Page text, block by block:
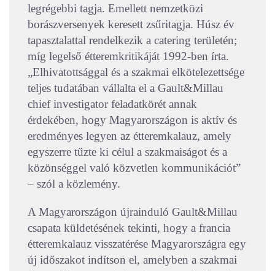
legrégebbi tagja. Emellett nemzetközi
borászversenyek keresett zsűritagja. Húsz év
tapasztalattal rendelkezik a catering területén;
míg legelső étteremkritikáját 1992-ben írta.
„Elhivatottsággal és a szakmai elkötelezettsége
teljes tudatában vállalta el a Gault&Millau
chief investigator feladatkörét annak
érdekében, hogy Magyarországon is aktív és
eredményes legyen az étteremkalauz, amely
egyszerre tűzte ki célul a szakmaiságot és a
közönséggel való közvetlen kommunikációt”
– szól a közlemény.
A Magyarországon újrainduló Gault&Millau
csapata küldetésének tekinti, hogy a francia
étteremkalauz visszatérése Magyarországra egy
új időszakot indítson el, amelyben a szakmai